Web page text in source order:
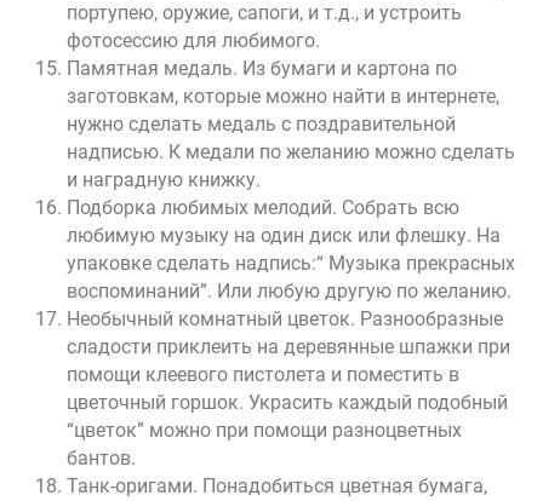
портупею, оружие, сапоги, и т.д., и устроить
фотосессию для любимого.
Памятная медаль. Из бумаги и картона по
заготовкам, которые можно найти в интернете,
нужно сделать медаль с поздравительной
надписью. К медали по желанию можно сделать
и наградную книжку.
Подборка любимых мелодий. Собрать всю
любимую музыку на один диск или флешку. На
упаковке сделать надпись:“ Музыка прекрасных
воспоминаний”. Или любую другую по желанию.
Необычный комнатный цветок. Разнообразные
сладости приклеить на деревянные шпажки при
помощи клеевого пистолета и поместить в
цветочный горшок. Украсить каждый подобный
“цветок” можно при помощи разноцветных
бантов.
Танк-оригами. Понадобиться цветная бумага,